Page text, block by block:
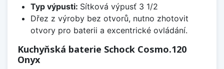
Typ výpusti: Sítková výpusť 3 1/2
Dřez z výroby bez otvorů, nutno zhotovit
otvory pro baterii a excentrické ovládání.
Kuchyňská baterie Schock Cosmo.120
Onyx